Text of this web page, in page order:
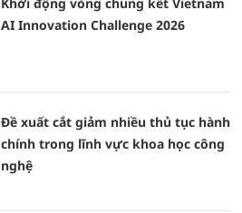
AI Innovation Challenge 2026
Đề xuất cắt giảm nhiều thủ tục hành
chính trong lĩnh vực khoa học công
nghệ